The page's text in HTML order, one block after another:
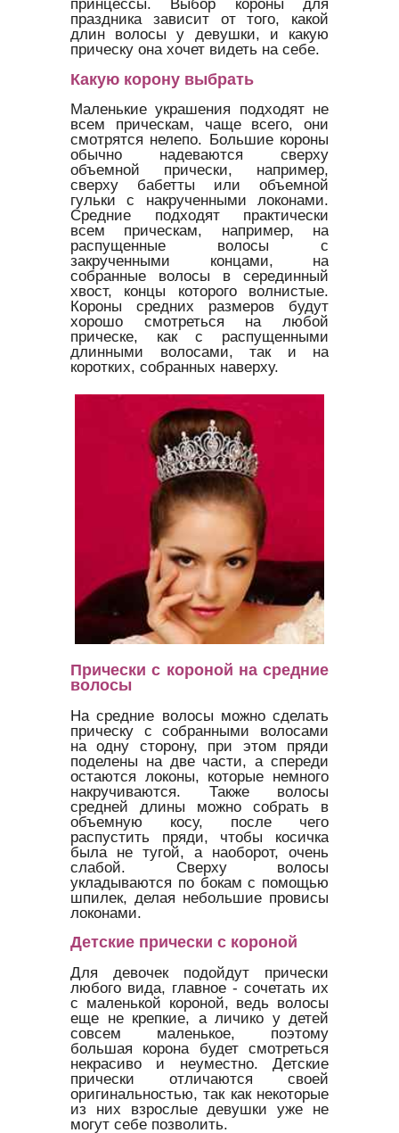
принцессы. Выбор короны для
праздника зависит от того, какой
длин волосы у девушки, и какую
прическу она хочет видеть на себе.
Какую корону выбрать
Маленькие украшения подходят не
всем прическам, чаще всего, они
смотрятся нелепо. Большие короны
обычно надеваются сверху
объемной прически, например,
сверху бабетты или объемной
гульки с накрученными локонами.
Средние подходят практически
всем прическам, например, на
распущенные волосы с
закрученными концами, на
собранные волосы в серединный
хвост, концы которого волнистые.
Короны средних размеров будут
хорошо смотреться на любой
прическе, как с распущенными
длинными волосами, так и на
коротких, собранных наверху.
Прически с короной на средние
волосы
На средние волосы можно сделать
прическу с собранными волосами
на одну сторону, при этом пряди
поделены на две части, а спереди
остаются локоны, которые немного
накручиваются. Также волосы
средней длины можно собрать в
объемную косу, после чего
распустить пряди, чтобы косичка
была не тугой, а наоборот, очень
слабой. Сверху волосы
укладываются по бокам с помощью
шпилек, делая небольшие провисы
локонами.
Детские прически с короной
Для девочек подойдут прически
любого вида, главное - сочетать их
с маленькой короной, ведь волосы
еще не крепкие, а личико у детей
совсем маленькое, поэтому
большая корона будет смотреться
некрасиво и неуместно. Детские
прически отличаются своей
оригинальностью, так как некоторые
из них взрослые девушки уже не
могут себе позволить.